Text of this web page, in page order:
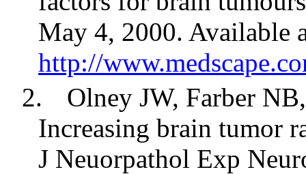
May 4, 2000. Available
http://
2.
Olney JW, Farber
Increasing brain tumor
J Neuorpathol Exp